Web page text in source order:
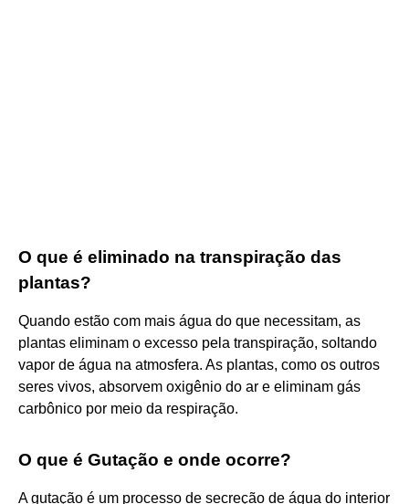
O que é eliminado na transpiração das
plantas?
Quando estão com mais água do que necessitam, as
plantas eliminam o excesso pela transpiração, soltando
vapor de água na atmosfera. As plantas, como os outros
seres vivos, absorvem oxigênio do ar e eliminam gás
carbônico por meio da respiração.
O que é Gutação e onde ocorre?
A gutação é um processo de secreção de água do interior